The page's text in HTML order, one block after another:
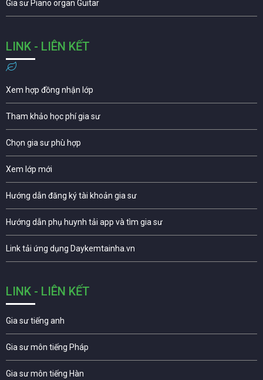
Gia sư Piano organ Guitar
LINK - LIÊN KẾT
Xem hợp đồng nhận lớp
Tham khảo học phí gia sư
Chọn gia sư phù hợp
Xem lớp mới
Hướng dẫn đăng ký tài khoản gia sư
Hướng dẫn phụ huynh tải app và tìm gia sư
Link tải ứng dụng Daykemtainha.vn
LINK - LIÊN KẾT
Gia sư tiếng anh
Gia sư môn tiếng Pháp
Gia sư môn tiếng Hàn